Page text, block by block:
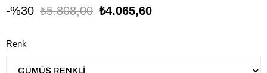
30 ₺5.808,00 ₺4.065,60
Renk